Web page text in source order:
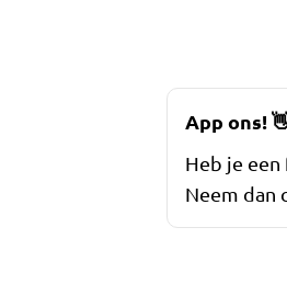
App ons!
Heb je
Neem dan